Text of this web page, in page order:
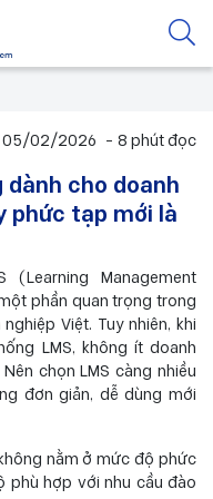
05/02/2026 - 8 phút đọc
dành cho doanh
phức tạp mới là
Management
phần quan trọng trong
Việt. Tuy nhiên, khi
LMS, không ít doanh
chọn LMS càng nhiều
đơn giản, dễ dùng mới
nằm ở mức độ phức
phù hợp với nhu cầu đào